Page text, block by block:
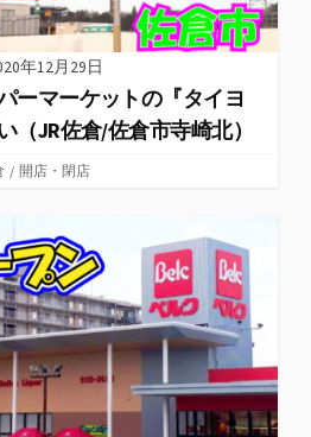
年12月29日
ーマーケットの『タイヨ
（JR佐倉/佐倉市寺崎北）
/ 開店・閉店